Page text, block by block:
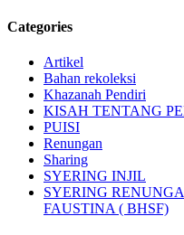
Categories
Artikel
Bahan rekoleksi
Khazanah Pendiri
KISAH TENTANG
PUISI
Renungan
Sharing
SYERING INJIL
SYERING
FAUSTINA ( BHSF)